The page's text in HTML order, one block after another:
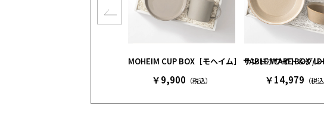
MOHEIM CUP BOX［モヘイム］ サンドホワイト＆グ
￥9,900 （税込）
TABLE WARE BOX /
￥14,979 （税込